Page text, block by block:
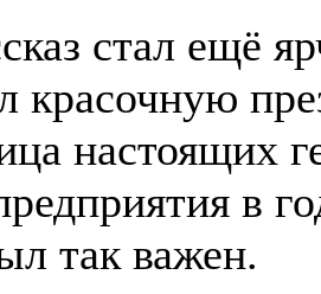
стал ещё
красочную
настоящих
в
так важен.